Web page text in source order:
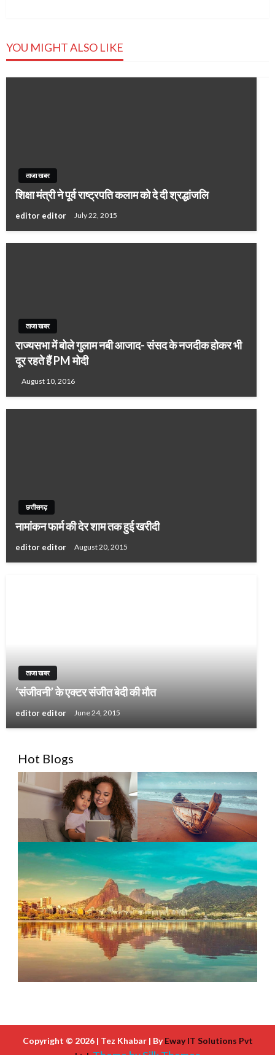
YOU MIGHT ALSO LIKE
ताजा खबर
शिक्षा मंत्री ने पूर्व राष्ट्रपति कलाम को दे दी श्रद्धांजलि
editor editor July 22, 2015
ताजा खबर
राज्यसभा में बोले गुलाम नबी आजाद- संसद के नजदीक होकर भी
दूर रहते हैं PM मोदी
August 10, 2016
छत्तीसगढ़
नामांकन फार्म की देर शाम तक हुई खरीदी
editor editor August 20, 2015
ताजा खबर
‘संजीवनी’ के एक्टर संजीत बेदी की मौत
editor editor June 24, 2015
Hot Blogs
Copyright © 2026 | Tez Khabar | ByEway IT Solutions Pvt